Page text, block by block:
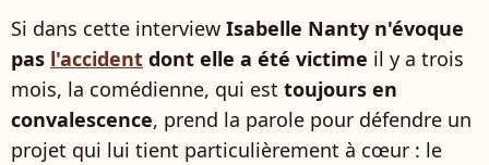
Si dans cette interview Isabelle Nanty n'évoque
pas l'accident dont elle a été victime il y a trois
mois, la comédienne, qui est toujours en
convalescence, prend la parole pour défendre un
projet qui lui tient particulièrement à cœur : le